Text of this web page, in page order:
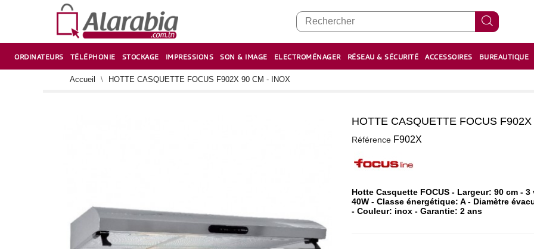
ORDINATEURS TÉLÉPHONIE STOCKAGE IMPRESSIONS SON & IMAGE ELECTROMÉNAGER RÉSEAU & SÉCURITÉ ACCESSOIRES BUREAUTIQUE
Accueil HOTTE CASQUETTE FOCUS F902X 90 CM - INOX
HOTTE CASQUETTE FOCUS
Référence F902X
Hotte Casquette FOCUS - Largeur: 90 cm -
40W - Classe énergétique: A - Diamètre
- Couleur: inox - Garantie: 2 ans